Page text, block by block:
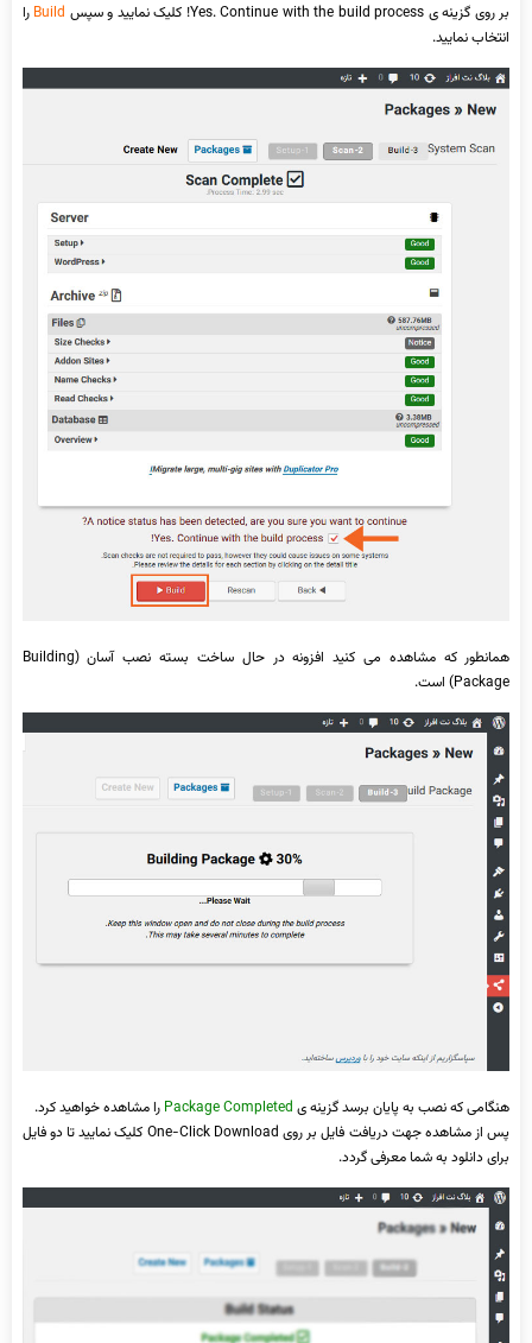
بر روی گزینه ی Yes. Continue with the build process! کلیک نمایید و سپس
Build را
انتخاب نمایید.
همانطور که مشاهده می کنید افزونه در حال ساخت بسته نصب آسان (Building
Package) است.
هنگامی که نصب به پایان برسد گزینه ی Package Completed را مشاهده خواهید کرد.
پس از مشاهده جهت دریافت فایل بر روی One-Click Download کلیک نمایید تا دو فایل
برای دانلود به شما معرفی گردد.